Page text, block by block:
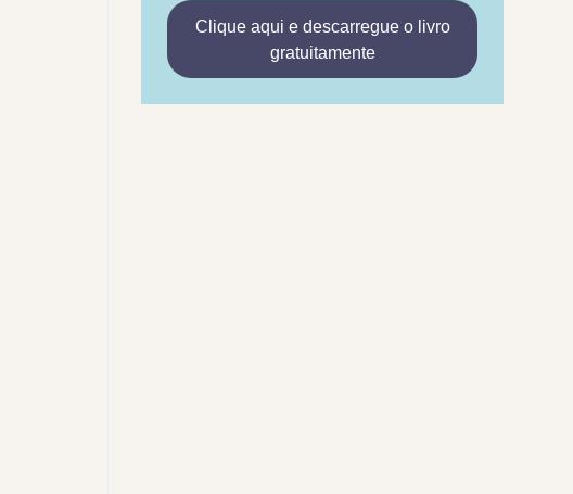
Clique aqui e descarregue o livro
gratuitamente